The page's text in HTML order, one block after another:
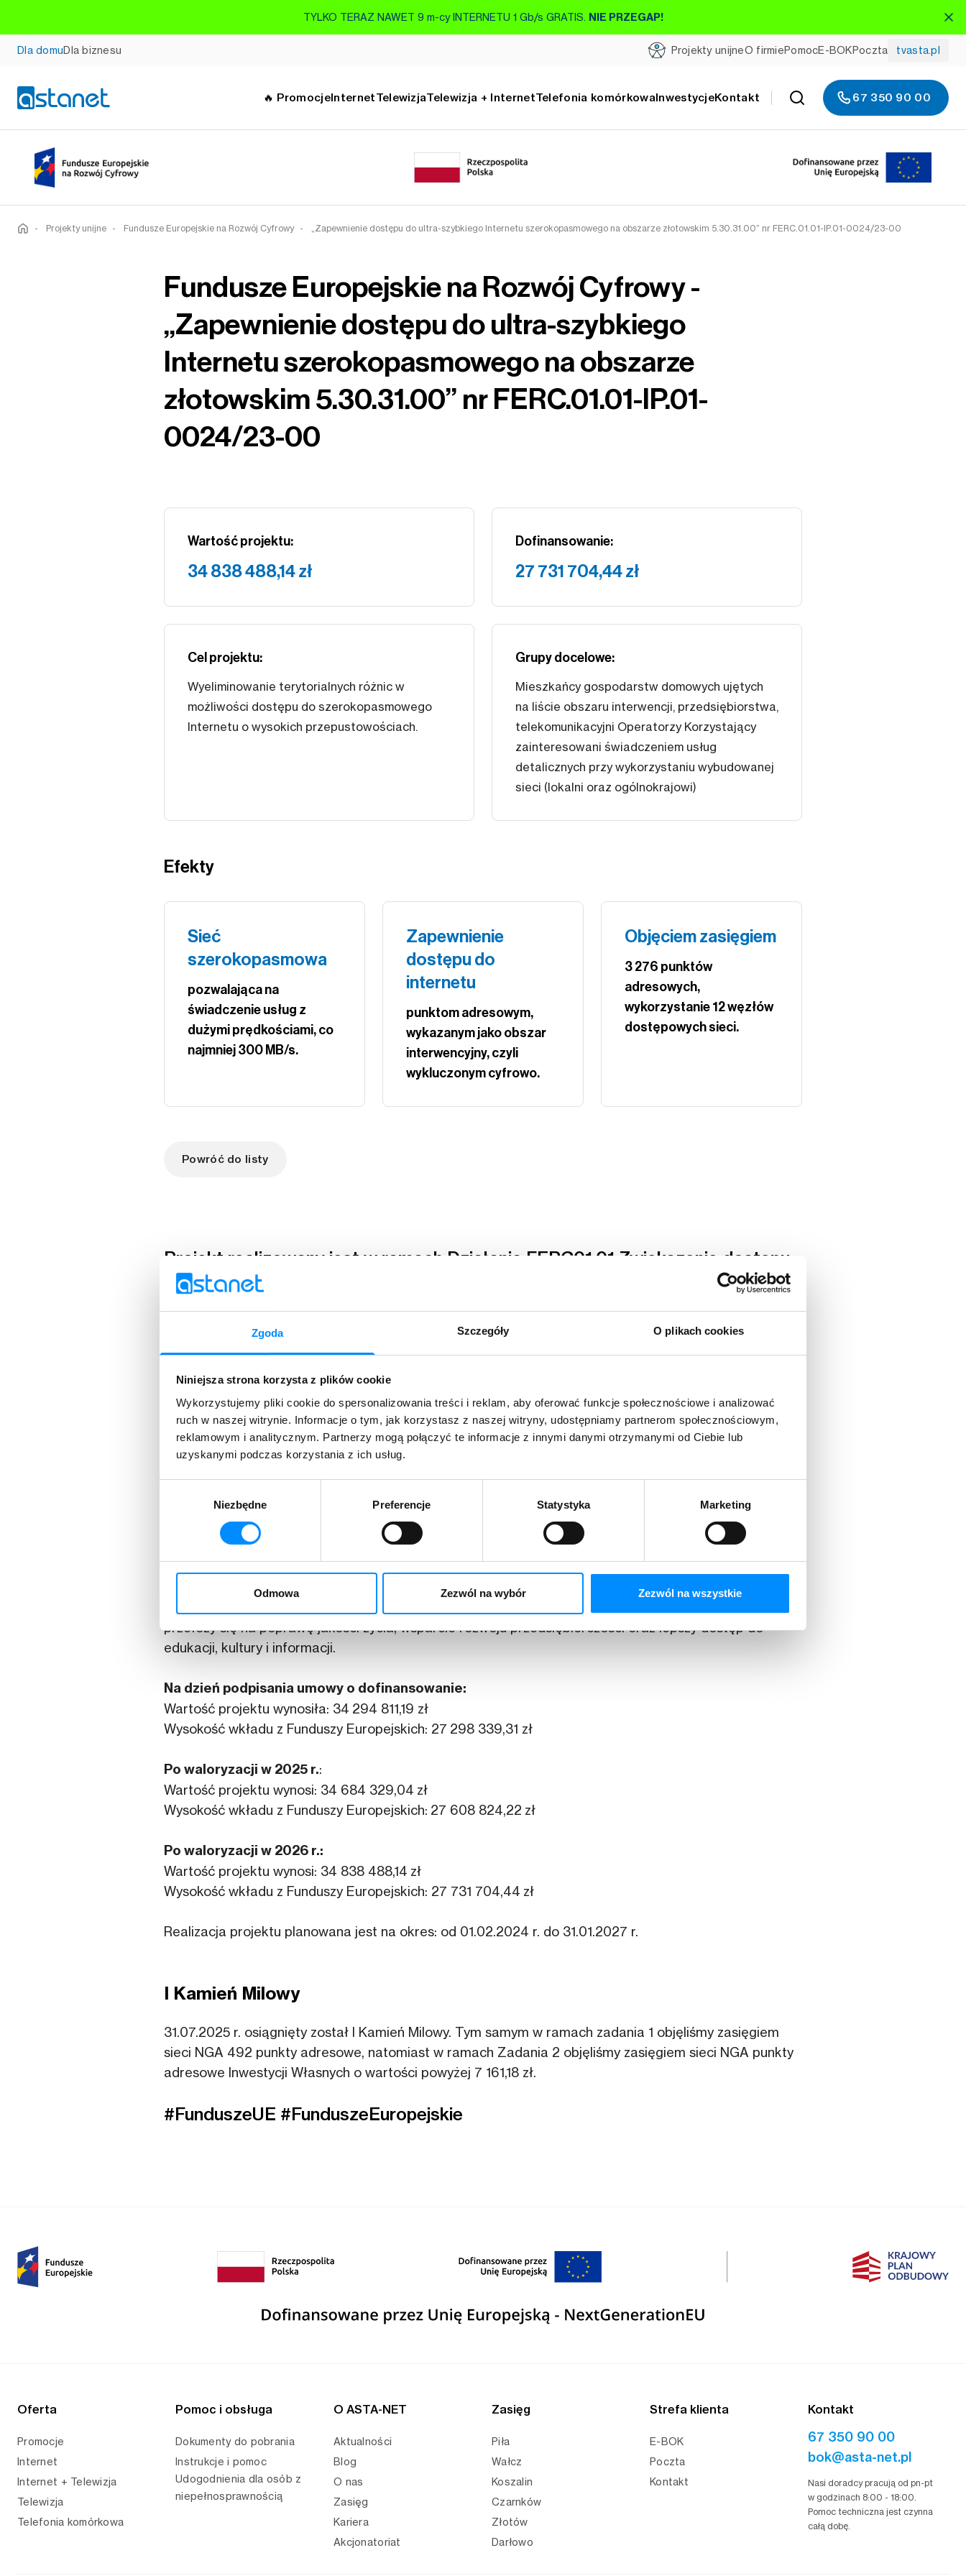
Zgoda Szczegóły O plikach cookies
Niniejsza strona korzysta z plików cookie
Wykorzystujemy pliki cookie do spersonalizowania treści i reklam, aby oferować funkcje społecznościowe i analizować
ruch w naszej witrynie. Informacje o tym, jak korzystasz z naszej witryny, udostępniamy partnerom społecznościowym,
reklamowym i analitycznym. Partnerzy mogą połączyć te informacje z innymi danymi otrzymanymi od Ciebie lub
uzyskanymi podczas korzystania z ich usług.
Niezbędne Preferencje Statystyka Marketing
Odmowa Zezwól na wybór Zezwól na wszystkie
TYLKO TERAZ NAWET 9 m-cy INTERNETU 1 Gb/s GRATIS. NIE PRZEGAP!
Dla domuDla biznesu Projekty unijneO firmiePomocE-BOKPoczta tvasta.pl
🔥 PromocjeInternetTelewizjaTelewizja + InternetTelefonia komórkowaInwestycjeKontakt 67 350 90 00
- Projekty unijne - Fundusze Europejskie na Rozwój Cyfrowy - „Zapewnienie dostępu do ultra-szybkiego Internetu szerokopasmowego na obszarze złotowskim 5.30.31.00” nr FERC.01.01-IP.01-0024/23-00
Fundusze Europejskie na Rozwój Cyfrowy -
„Zapewnienie dostępu do ultra-szybkiego
Internetu szerokopasmowego na obszarze
złotowskim 5.30.31.00” nr FERC.01.01-IP.01-
0024/23-00
Wartość projektu:
34 838 488,14 zł
Dofinansowanie:
27 731 704,44 zł
Cel projektu:
Wyeliminowanie terytorialnych różnic w
możliwości dostępu do szerokopasmowego
Internetu o wysokich przepustowościach.
Grupy docelowe:
Mieszkańcy gospodarstw domowych ujętych
na liście obszaru interwencji, przedsiębiorstwa,
telekomunikacyjni Operatorzy Korzystający
zainteresowani świadczeniem usług
detalicznych przy wykorzystaniu wybudowanej
sieci (lokalni oraz ogólnokrajowi)
Efekty
Sieć
szerokopasmowa
pozwalająca na
świadczenie usług z
dużymi prędkościami, co
najmniej 300 MB/s.
Zapewnienie
dostępu do
internetu
punktom adresowym,
wykazanym jako obszar
interwencyjny, czyli
wykluczonym cyfrowo.
Objęciem zasięgiem
3 276 punktów
adresowych,
wykorzystanie 12 węzłów
dostępowych sieci.
Powróć do listy
Projekt realizowany jest w ramach Działania FERC01.01 Zwiększenie dostępu
do ultra-szybkiego Internetu, Programu Fundusze Europejskie na Rozwój
Funduszu Rozwoju Regionalnego.
Polega na wybudowaniu sieci światłowodowej oraz zapewnieniu dostępu do szerokopasmowego
Internetu o gwarantowanej przepustowości min 300 Mb/s na obszarach wykluczonych cyfrowo na
obszarze złotowskim.
Przygotowanie dokumentacji niezbędnej do wykonania robót budowlanych
Budowa pasywnej infrastruktury szerokopasmowej (PON-Passive Optical Network), w tym roboty
budowlane oraz dostawy i instalacje elementów pasywnej infrastruktury szerokopasmowej
Modernizacja węzłów dostępowych i podłączenie do nich poszczególnych odcinków budowanej sieci
Budowa sieci światłowodowej zapewni mieszkańcom tego obszaru dostęp do szybkiego Internetu, co
przełoży się na poprawę jakości życia, wsparcie rozwoju przedsiębiorczości oraz lepszy dostęp do
edukacji, kultury i informacji.
Na dzień podpisania umowy o dofinansowanie:
Wartość projektu wynosiła: 34 294 811,19 zł
Wysokość wkładu z Funduszy Europejskich: 27 298 339,31 zł
Po waloryzacji w 2025 r.:
Wartość projektu wynosi: 34 684 329,04 zł
Wysokość wkładu z Funduszy Europejskich: 27 608 824,22 zł
Po waloryzacji w 2026 r.:
Wartość projektu wynosi: 34 838 488,14 zł
Wysokość wkładu z Funduszy Europejskich: 27 731 704,44 zł
Realizacja projektu planowana jest na okres: od 01.02.2024 r. do 31.01.2027 r.
I Kamień Milowy
31.07.2025 r. osiągnięty został I Kamień Milowy. Tym samym w ramach zadania 1 objęliśmy zasięgiem
sieci NGA 492 punkty adresowe, natomiast w ramach Zadania 2 objęliśmy zasięgiem sieci NGA punkty
adresowe Inwestycji Własnych o wartości powyżej 7 161,18 zł.
#FunduszeUE #FunduszeEuropejskie
Oferta
Promocje
Internet
Internet + Telewizja
Telewizja
Telefonia komórkowa
Pomoc i obsługa
Dokumenty do pobrania
Instrukcje i pomoc
Udogodnienia dla osób z
niepełnosprawnością
O ASTA-NET
Aktualności
Blog
O nas
Zasięg
Kariera
Akcjonatoriat
Zasięg
Piła
Wałcz
Koszalin
Czarnków
Złotów
Darłowo
Strefa klienta
E-BOK
Poczta
Kontakt
Kontakt
67 350 90 00
bok@asta-net.pl
Nasi doradcy pracują od pn-pt
w godzinach 8:00 - 18:00.
Pomoc techniczna jest czynna
całą dobę.